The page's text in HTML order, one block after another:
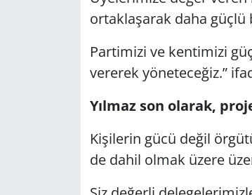
ortaklaşarak daha güçlü
Partimizi ve kentimizi
vererek yöneteceğiz.”
Yılmaz son olarak,
Kişilerin gücü değil
de dahil olmak üzere